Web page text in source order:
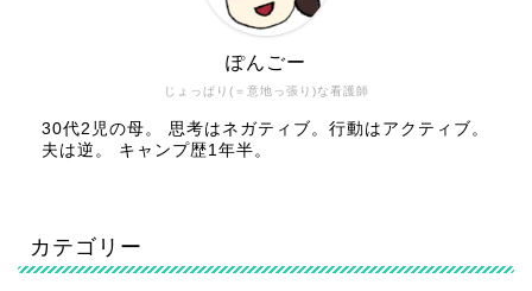
じょっぱり(＝意地っ張り)な看護師
ぽんごー
30代2児の母。 思考はネガティブ。行動はアクティブ。
夫は逆。 キャンプ歴1年半。
カテゴリー